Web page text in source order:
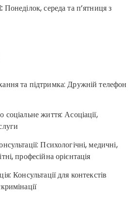
Понеділок, середа та п’ятниця з
та підтримка: Дружній телефон
соціальне життя: Асоціації,
Психологічні, медичні,
професійна орієнтація
Консультації для контекстів